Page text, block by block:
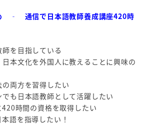
‐ 通信で日本語教師養成講座420時
を目指している
本文化を外国人に教えることに興味の
両方を習得したい
も日本語教師として活躍したい
時間の資格を取得したい
語を指導したい！